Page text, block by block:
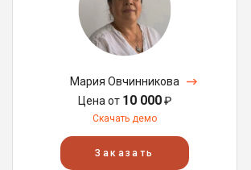
Мария Овчинникова
Цена от 10 000₽
Скачать демо
Заказать